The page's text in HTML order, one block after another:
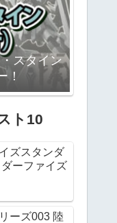
スタイン
！
ト10
ズスタンダ
ーファイズ
ーズ003 陸